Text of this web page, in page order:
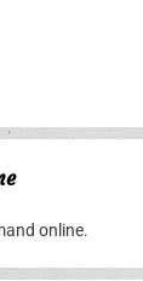
online.